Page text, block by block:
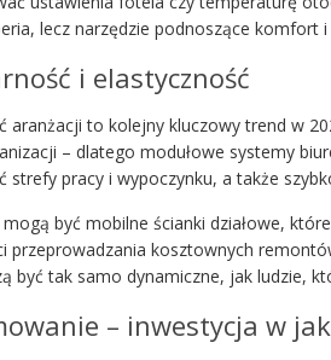
lecz narzędzie podnoszące komfort
i elastyczność
aranżacji to kolejny kluczowy trend w
– dlatego modułowe systemy
strefy pracy i wypoczynku, a także
mogą być mobilne ścianki działowe,
przeprowadzania kosztownych
być tak samo dynamiczne, jak ludzie,
– inwestycja w